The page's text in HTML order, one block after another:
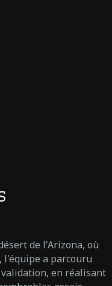
de l'Arizona, où
l'équipe a parcouru
validation, en réalisant